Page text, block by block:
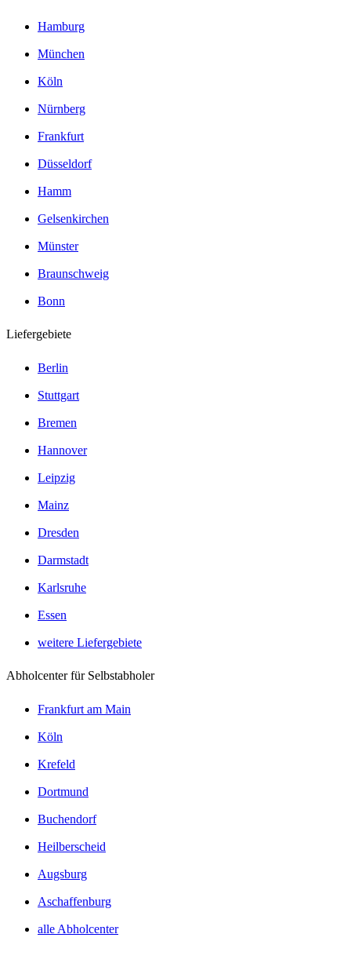
Hamburg
München
Köln
Nürnberg
Frankfurt
Düsseldorf
Hamm
Gelsenkirchen
Münster
Braunschweig
Bonn
Liefergebiete
Berlin
Stuttgart
Bremen
Hannover
Leipzig
Mainz
Dresden
Darmstadt
Karlsruhe
Essen
weitere Liefergebiete
Abholcenter für Selbstabholer
Frankfurt am Main
Köln
Krefeld
Dortmund
Buchendorf
Heilberscheid
Augsburg
Aschaffenburg
alle Abholcenter